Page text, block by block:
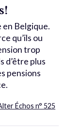
en Belgique.
qu’ils ou
trop
d’être plus
pensions
Échos n° 525